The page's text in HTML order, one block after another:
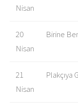
Nisan
20
Nisan
Birine
21
Nisan
Plakçıya